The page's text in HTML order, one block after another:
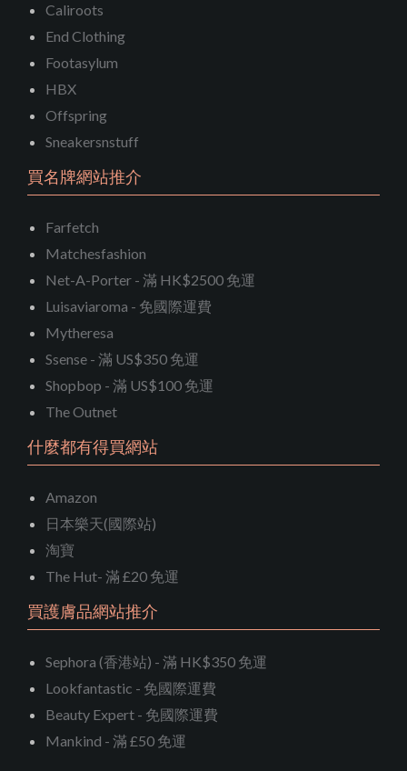
Caliroots
End Clothing
Footasylum
HBX
Offspring
Sneakersnstuff
買名牌網站推介
Farfetch
Matchesfashion
Net-A-Porter - 滿 HK$2500 免運
Luisaviaroma - 免國際運費
Mytheresa
Ssense - 滿 US$350 免運
Shopbop - 滿 US$100 免運
The Outnet
什麼都有得買網站
Amazon
日本樂天(國際站)
淘寶
The Hut- 滿 £20 免運
買護膚品網站推介
Sephora (香港站) - 滿 HK$350 免運
Lookfantastic - 免國際運費
Beauty Expert - 免國際運費
Mankind - 滿 £50 免運